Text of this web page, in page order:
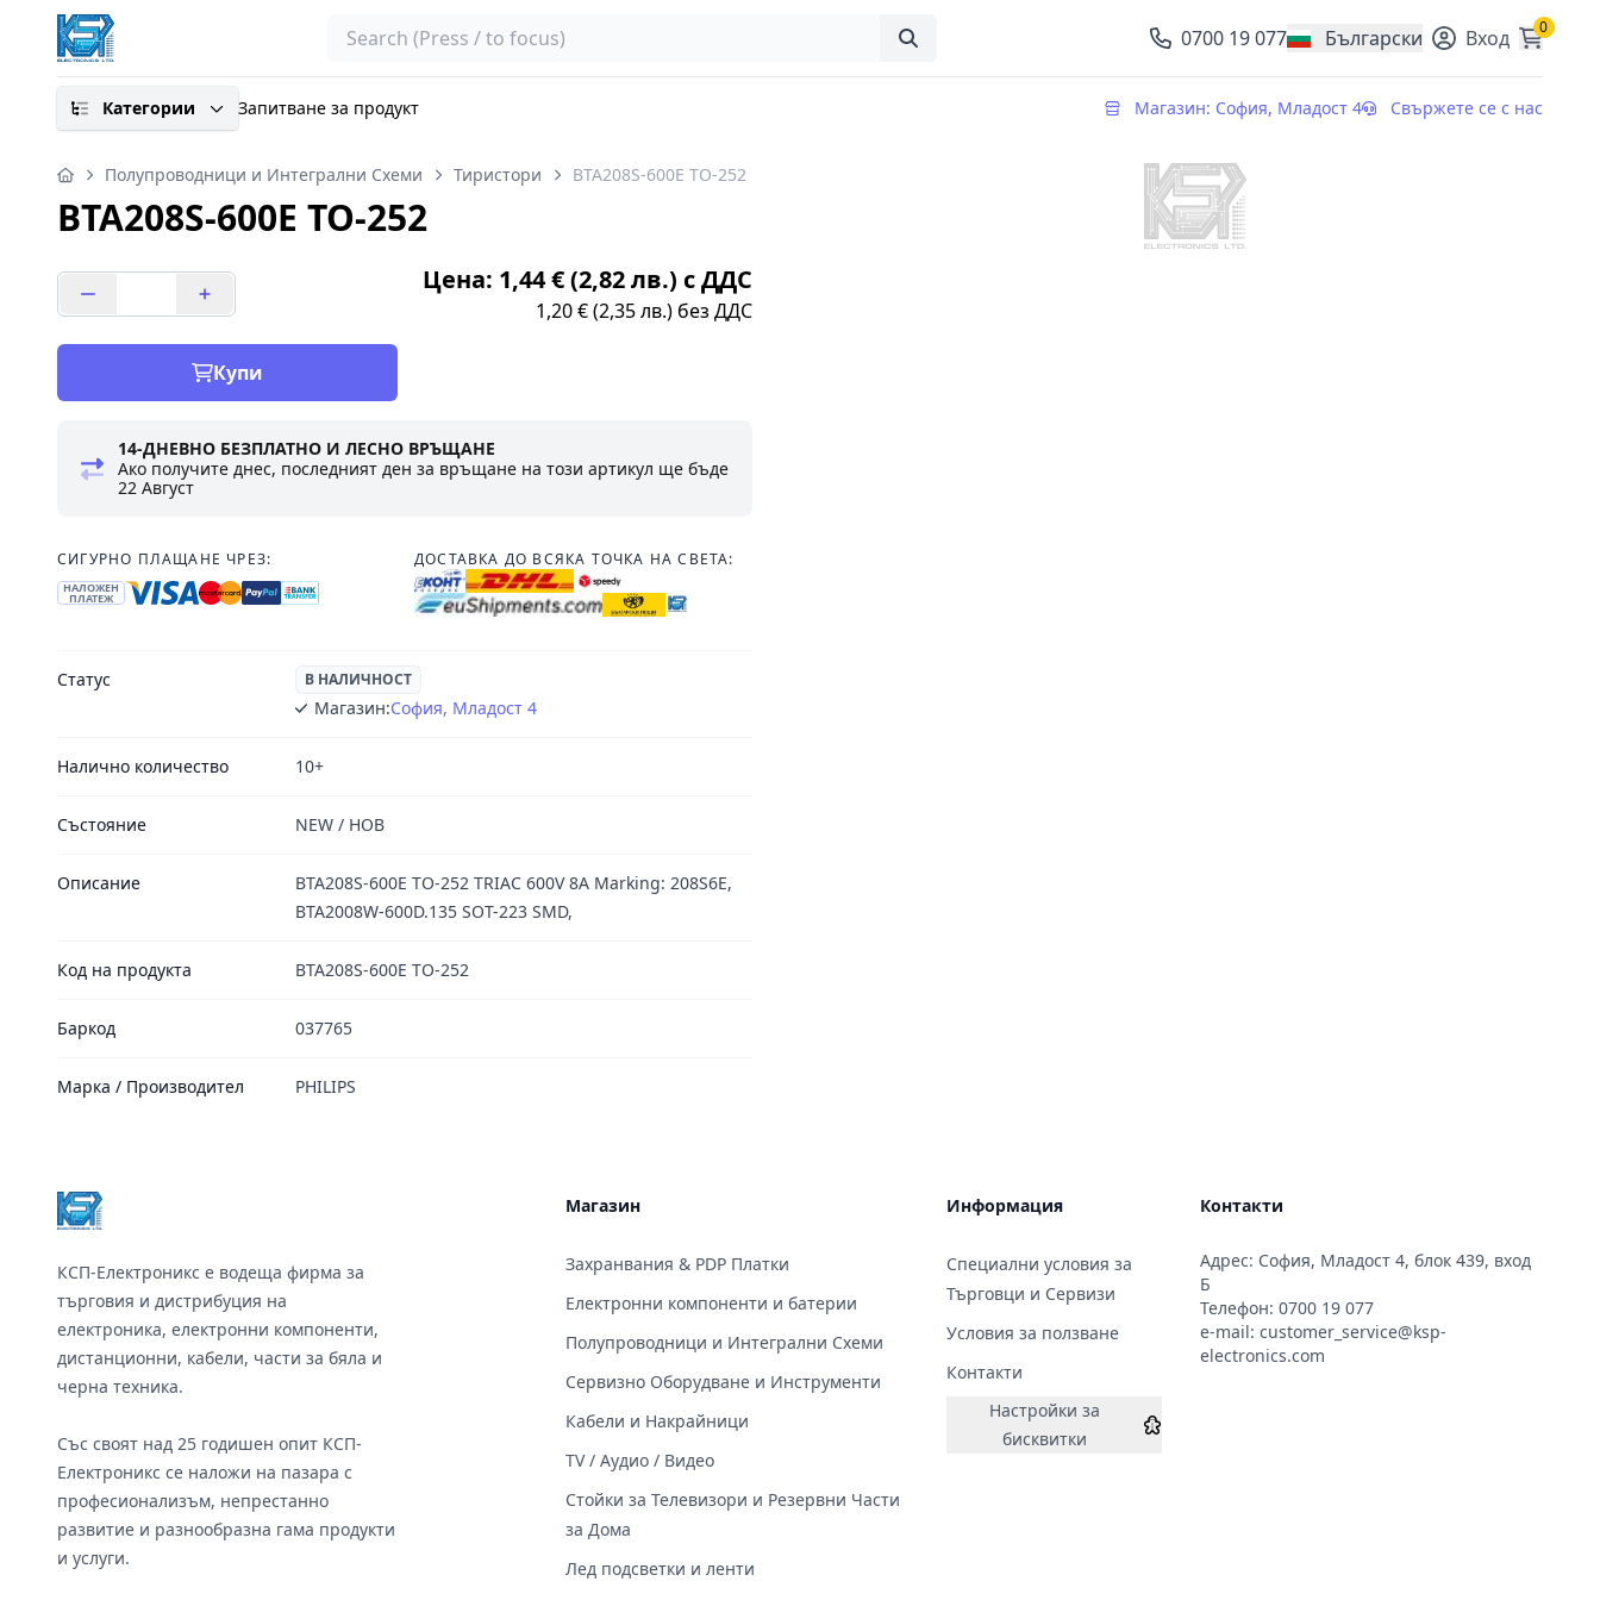
Search 0700 19 077 Български
, change currency Вход 0
Категории Запитване за продукт Магазин: София, Младост 4 Свържете се с нас
Полупроводници и Интегрални Схеми Тиристори BTA208S-600E TO-252
BTA208S-600E TO-252
Цена: 1,44 € (2,82 лв.) с ДДС
1,20 € (2,35 лв.) без ДДС
Купи
14-ДНЕВНО БЕЗПЛАТНО И ЛЕСНО ВРЪЩАНЕ
Ако получите днес, последният ден за връщане на този артикул ще бъде
22 Август
СИГУРНО ПЛАЩАНЕ ЧРЕЗ:
НАЛОЖЕН
ПЛАТЕЖ
ДОСТАВКА ДО ВСЯКА ТОЧКА НА СВЕТА:
Статус В НАЛИЧНОСТ
Магазин:София, Младост 4
Налично количество 10+
Състояние NEW / НОВ
Описание
BTA208S-600E TO-252 TRIAC 600V 8A Marking: 208S6E,
BTA2008W-600D.135 SOT-223 SMD,
Код на продукта BTA208S-600E TO-252
Баркод 037765
Марка / Производител PHILIPS
КСП-Електроникс е водеща фирма за
търговия и дистрибуция на
електроника, електронни компоненти,
дистанционни, кабели, части за бяла и
черна техника.
Със своят над 25 годишен опит КСП-
Електроникс се наложи на пазара с
професионализъм, непрестанно
развитие и разнообразна гама продукти
и услуги.
Магазин
Захранвания & PDP Платки
Електронни компоненти и батерии
Полупроводници и Интегрални Схеми
Сервизно Оборудване и Инструменти
Кабели и Накрайници
TV / Аудио / Видео
Стойки за Телевизори и Резервни Части
за Дома
Лед подсветки и ленти
Информация
Специални условия за
Търговци и Сервизи
Условия за ползване
Контакти
Настройки за
бисквитки
Контакти
Адрес: София, Младост 4, блок 439, вход
Б
Телефон: 0700 19 077
e-mail: customer_service@ksp-
electronics.com